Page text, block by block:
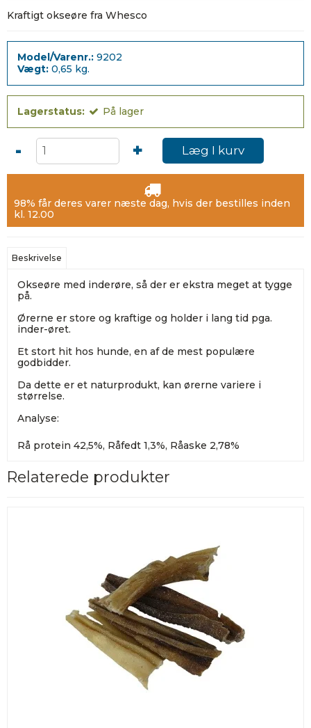
Kraftigt okseøre fra Whesco
Model/Varenr.: 9202
Vægt: 0,65 kg.
Lagerstatus: På lager
- + Læg I kurv
98% får deres varer næste dag, hvis der bestilles inden
kl. 12.00
Beskrivelse
Okseøre med inderøre, så der er ekstra meget at tygge
på.
Ørerne er store og kraftige og holder i lang tid pga.
inder-øret.
Et stort hit hos hunde, en af de mest populære
godbidder.
Da dette er et naturprodukt, kan ørerne variere i
størrelse.
Analyse:
Rå protein 42,5%, Råfedt 1,3%, Råaske 2,78%
Relaterede produkter